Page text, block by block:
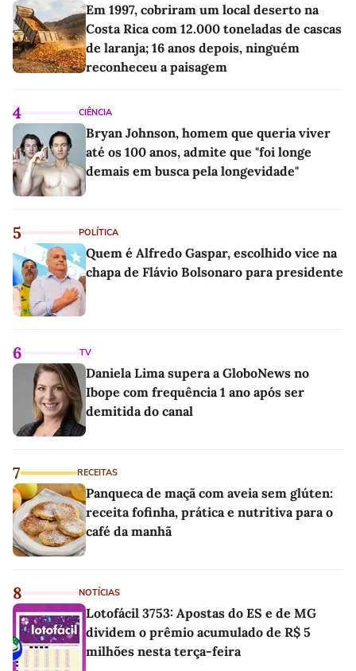
Em 1997, cobriram um local deserto na
Costa Rica com 12.000 toneladas de cascas
de laranja; 16 anos depois, ninguém
reconheceu a paisagem
4 CIÊNCIA
Bryan Johnson, homem que queria viver
até os 100 anos, admite que "foi longe
demais em busca pela longevidade"
5 POLÍTICA
Quem é Alfredo Gaspar, escolhido vice na
chapa de Flávio Bolsonaro para presidente
6 TV
Daniela Lima supera a GloboNews no
Ibope com frequência 1 ano após ser
demitida do canal
7 RECEITAS
Panqueca de maçã com aveia sem glúten:
receita fofinha, prática e nutritiva para o
café da manhã
8 NOTÍCIAS
Lotofácil 3753: Apostas do ES e de MG
dividem o prêmio acumulado de R$ 5
milhões nesta terça-feira